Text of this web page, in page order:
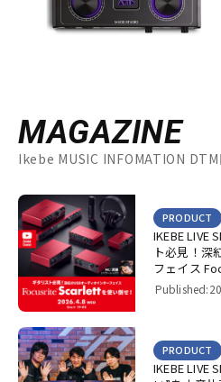
MAGAZINE
Ikebe MUSIC INFOMATION
IKEBE LIVE
ト必見！深
フェイス
せ！【
PRODUCT
IKEBE LIVE
PRODUCT